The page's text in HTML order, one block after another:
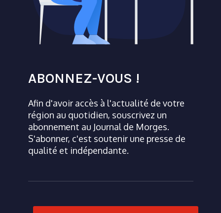
ABONNEZ-VOUS !
Afin d'avoir accès à l'actualité de votre
région au quotidien, souscrivez un
abonnement au Journal de Morges.
S'abonner, c'est soutenir une presse de
qualité et indépendante.